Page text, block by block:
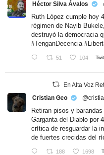
Héctor Silva Ávalos
Ruth López cumple hoy
régimen de Nayib
destruyó la democracia
#TenganDecencia
51 104
En Alta Voz
Cristian Geo
Retiran pisos y
Garganta del Diablo por
crítica de resguardar la
de fuertes crecidas del
188 1698